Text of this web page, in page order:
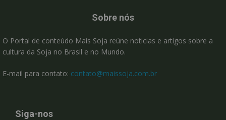
Sobre nós
O Portal de conteúdo Mais Soja reúne noticias e artigos sobre a
cultura da Soja no Brasil e no Mundo.
E-mail para contato: contato@maissoja.com.br
Siga-nos